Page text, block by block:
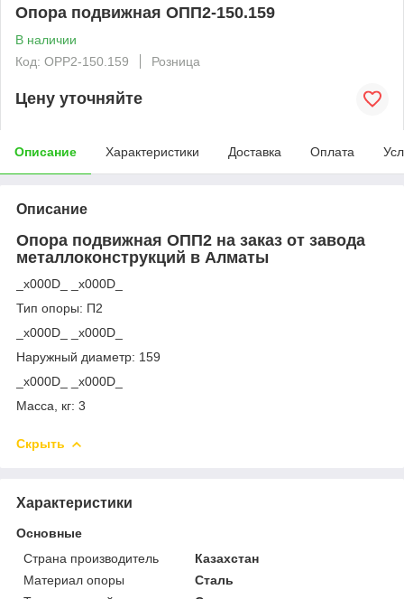
Опора подвижная ОПП2-150.159
В наличии
Код: OPP2-150.159
Розница
Цену уточняйте
Описание Характеристики Доставка Оплата
Описание
Опора подвижная ОПП2 на заказ от завода
металлоконструкций в Алматы
_x000D_ _x000D_
Тип опоры: П2
_x000D_ _x000D_
Наружный диаметр: 159
_x000D_ _x000D_
Масса, кг: 3
Скрыть
Характеристики
Основные
Страна производитель
Казахстан
Материал опоры
Сталь